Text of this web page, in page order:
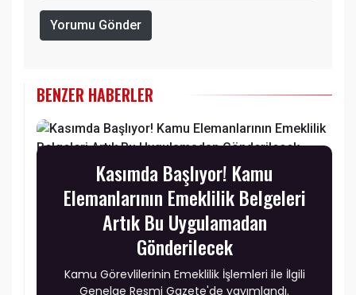
Yorumu Gönder
BENZER HABERLER
Kasımda Başlıyor! Kamu
Elemanlarının Emeklilik Belgeleri
Artık Bu Uygulamadan
Gönderilecek
Kamu Görevlilerinin Emeklilik İşlemleri ile İlgili
Genelge Resmi Gazete'de yayımlandı.